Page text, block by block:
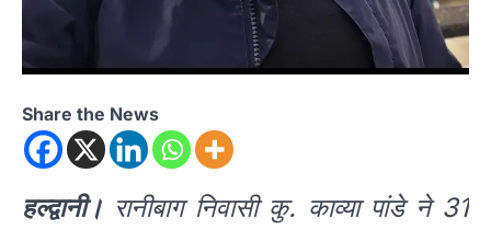
Share the News
हल्द्वानी। रानीबाग निवासी कु. काव्या पांडे ने 31